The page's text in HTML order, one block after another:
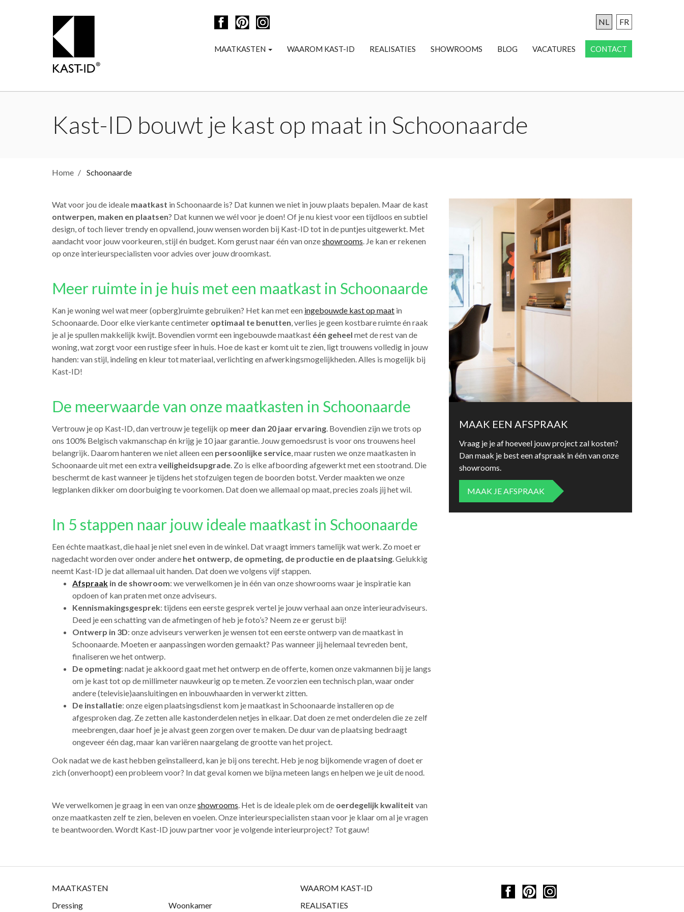
MAATKASTEN WAAROM KAST-ID REALISATIES SHOWROOMS BLOG VACATURES CONTACT
NL FR
Kast-ID bouwt je kast op maat in Schoonaarde
Home Schoonaarde
Wat voor jou de ideale maatkast in Schoonaarde is? Dat kunnen we niet in jouw plaats bepalen. Maar de kast
ontwerpen, maken en plaatsen? Dat kunnen we wél voor je doen! Of je nu kiest voor een tijdloos en subtiel
design, of toch liever trendy en opvallend, jouw wensen worden bij Kast-ID tot in de puntjes uitgewerkt. Met
aandacht voor jouw voorkeuren, stijl én budget. Kom gerust naar één van onzeshowrooms. Je kan er rekenen
op onze interieurspecialisten voor advies over jouw droomkast.
Meer ruimte in je huis met een maatkast in Schoonaarde
Kan je woning wel wat meer (opberg)ruimte gebruiken? Het kan met een ingebouwde kast op maat in
Schoonaarde. Door elke vierkante centimeter optimaal te benutten, verlies je geen kostbare ruimte én raak
je al je spullen makkelijk kwijt. Bovendien vormt een ingebouwde maatkast één geheel met de rest van de
woning, wat zorgt voor een rustige sfeer in huis. Hoe de kast er komt uit te zien, ligt trouwens volledig in jouw
handen: van stijl, indeling en kleur tot materiaal, verlichting en afwerkingsmogelijkheden. Alles is mogelijk bij
Kast-ID!
De meerwaarde van onze maatkasten in Schoonaarde
Vertrouw je op Kast-ID, dan vertrouw je tegelijk op meer dan 20 jaar ervaring. Bovendien zijn we trots op
ons 100% Belgisch vakmanschap én krijg je 10 jaar garantie. Jouw gemoedsrust is voor ons trouwens heel
belangrijk. Daarom hanteren we niet alleen een persoonlijke service, maar rusten we onze maatkasten in
Schoonaarde uit met een extraveiligheidsupgrade. Zo is elke afboording afgewerkt met een stootrand. Die
beschermt de kast wanneer je tijdens het stofzuigen tegen de boorden botst. Verder maakten we onze
legplanken dikker om doorbuiging te voorkomen. Dat doen we allemaal op maat, precies zoals jij het wil.
In 5 stappen naar jouw ideale maatkast in Schoonaarde
Een échte maatkast, die haal je niet snel even in de winkel. Dat vraagt immers tamelijk wat werk. Zo moet er
nagedacht worden over onder andere het ontwerp, de opmeting, de productie en de plaatsing. Gelukkig
neemt Kast-ID je dat allemaal uit handen. Dat doen we volgens vijf stappen.
Afspraak in de showroom: we verwelkomen je in één van onze showrooms waar je inspiratie kan
opdoen of kan praten met onze adviseurs.
Kennismakingsgesprek: tijdens een eerste gesprek vertel je jouw verhaal aan onze interieuradviseurs.
Deed je een schatting van de afmetingen of heb je foto’s? Neem ze er gerust bij!
Ontwerp in 3D: onze adviseurs verwerken je wensen tot een eerste ontwerp van de maatkast in
Schoonaarde. Moeten er aanpassingen worden gemaakt? Pas wanneer jij helemaal tevreden bent,
finaliseren we het ontwerp.
De opmeting: nadat je akkoord gaat met het ontwerp en de offerte, komen onze vakmannen bij je langs
om je kast tot op de millimeter nauwkeurig op te meten. Ze voorzien een technisch plan, waar onder
andere (televisie)aansluitingen en inbouwhaarden in verwerkt zitten.
De installatie: onze eigen plaatsingsdienst kom je maatkast in Schoonaarde installeren op de
afgesproken dag. Ze zetten alle kastonderdelen netjes in elkaar. Dat doen ze met onderdelen die ze zelf
meebrengen, daar hoef je je alvast geen zorgen over te maken. De duur van de plaatsing bedraagt
ongeveer één dag, maar kan variëren naargelang de grootte van het project.
Ook nadat we de kast hebben geïnstalleerd, kan je bij ons terecht. Heb je nog bijkomende vragen of doet er
zich (onverhoopt) een probleem voor? In dat geval komen we bijna meteen langs en helpen we je uit de nood.
We verwelkomen je graag in een van onzeshowrooms. Het is de ideale plek om de oerdegelijk kwaliteit van
onze maatkasten zelf te zien, beleven en voelen. Onze interieurspecialisten staan voor je klaar om al je vragen
te beantwoorden. Wordt Kast-ID jouw partner voor je volgende interieurproject? Tot gauw!
MAAK EEN AFSPRAAK
Vraag je je af hoeveel jouw project zal kosten?
Dan maak je best een afspraak in één van onze
showrooms.
MAAK JE AFSPRAAK
MAATKASTEN
Dressing
Woonkamer
WAAROM KAST-ID
REALISATIES